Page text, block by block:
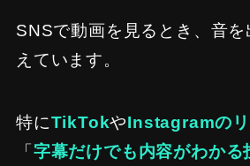
SNSで動画を見るとき、音
えています。
特にTikTokやInstagramの
「字幕だけでも内容がわかる